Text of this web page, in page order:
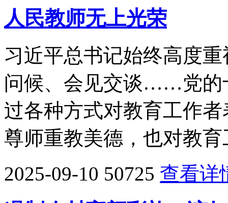
人民教师无上光荣
习近平总书记始终高度
问候、会见交谈……党的
过各种方式对教育工作
尊师重教美德，也对教
2025-09-10 50725 查看详